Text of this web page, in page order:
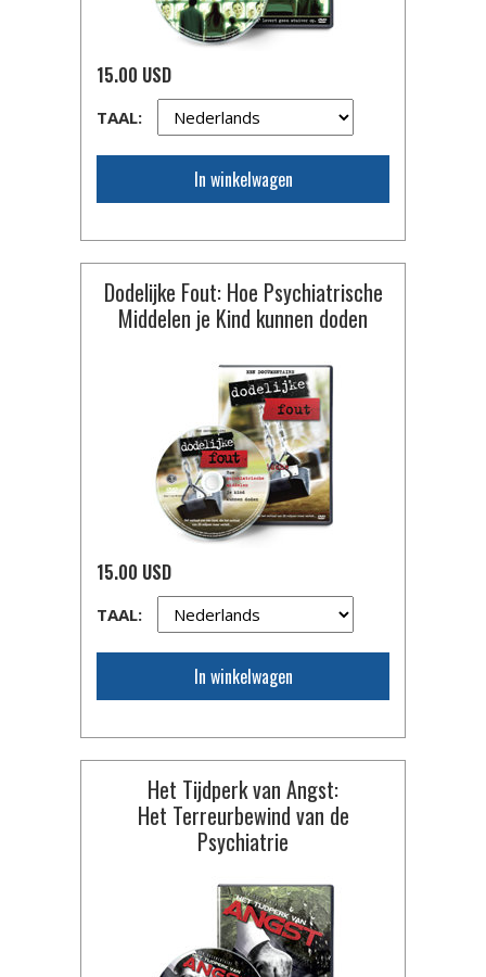
15.00 USD
TAAL:
In winkelwagen
Dodelijke Fout: Hoe Psychiatrische
Middelen je Kind kunnen doden
15.00 USD
TAAL:
In winkelwagen
Het Tijdperk van Angst:
Het Terreurbewind van de
Psychiatrie